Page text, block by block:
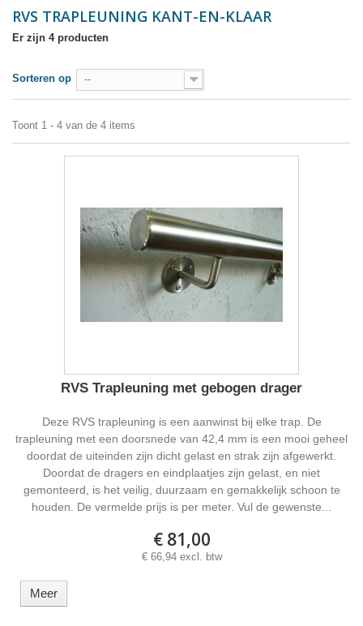
RVS TRAPLEUNING KANT-EN-KLAAR
Er zijn 4 producten
Sorteren op --
Toont 1 - 4 van de 4 items
RVS Trapleuning met gebogen drager
Deze RVS trapleuning is een aanwinst bij elke trap. De
trapleuning met een doorsnede van 42,4 mm is een mooi geheel
doordat de uiteinden zijn dicht gelast en strak zijn afgewerkt.
Doordat de dragers en eindplaatjes zijn gelast, en niet
gemonteerd, is het veilig, duurzaam en gemakkelijk schoon te
houden. De vermelde prijs is per meter. Vul de gewenste...
€ 81,00
€ 66,94 excl. btw
Meer